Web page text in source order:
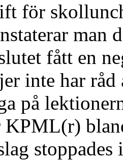
för
man
fått en
inte har
på